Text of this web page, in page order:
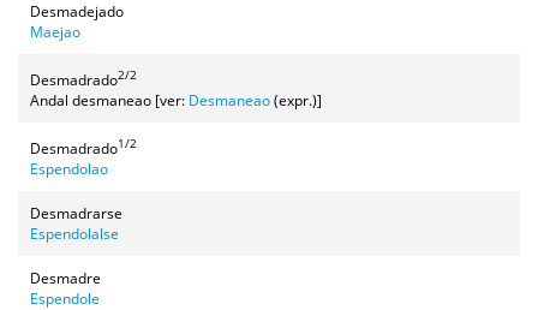
Desmadejado
Maejao
Desmadrado2/2
Andal desmaneao [ver: Desmaneao(expr.)]
Desmadrado1/2
Espendolao
Desmadrarse
Espendolalse
Desmadre
Espendole